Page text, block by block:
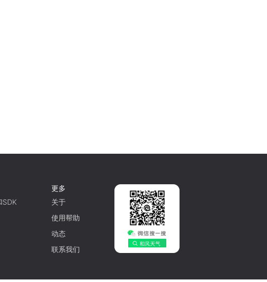
SDK
更多
关于
使用帮助
动态
联系我们